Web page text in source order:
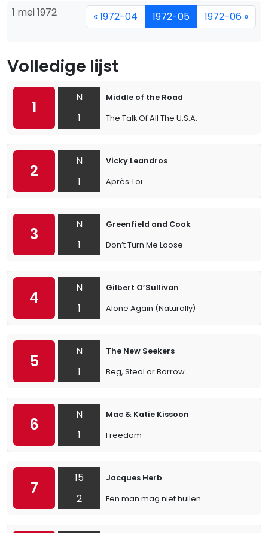
1 mei 1972 « 1972-04 1972-05 1972-06 »
Volledige lijst
1
N
1
Middle of the Road
The Talk Of All The U.S.A.
2
N
1
Vicky Leandros
Après Toi
3
N
1
Greenfield and Cook
Don’t Turn Me Loose
4
N
1
Gilbert O’Sullivan
Alone Again (Naturally)
5
N
1
The New Seekers
Beg, Steal or Borrow
6
N
1
Mac & Katie Kissoon
Freedom
7
15
2
Jacques Herb
Een man mag niet huilen